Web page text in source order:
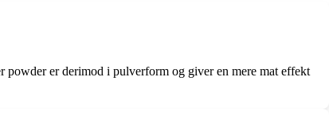
powder er derimod i pulverform og giver en mere mat effekt